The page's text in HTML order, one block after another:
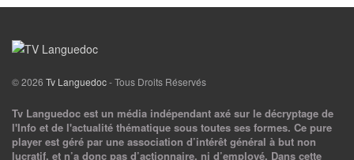
© 2026 Tv Languedoc- Tous Droits Réservés
Tv Languedoc est un média indépendant axé sur le décryptage de
l'Info et de l'actualité thématique sous toutes ses formes. Ce pure
player est géré par une association d’intérêt général à but non
lucratif, et n’a donc pas d’actionnaire, ni d’employé. Dans cette